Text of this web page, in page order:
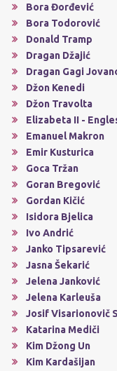
Bora Đorđević
Bora Todorović
Donald Tramp
Dragan Džajić
Dragan Gagi
Džon Kenedi
Džon Travolta
Elizabeta II -
Emanuel Makron
Emir Kusturica
Goca Tržan
Goran Bregović
Gordan Kičić
Isidora Bjelica
Ivo Andrić
Janko Tipsarević
Jasna Šekarić
Jelena Janković
Jelena Karleuša
Josif Visarionovič
Katarina Mediči
Kim Džong Un
Kim Kardašijan